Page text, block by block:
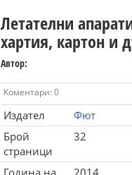
Летателни
хартия, картон и
Автор:
Коментари: 0
Издател
Фют
Брой
страници
32
Година на
2014